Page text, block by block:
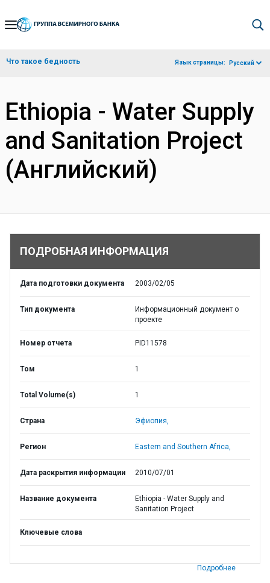
Skip
Navigation
Что такое бедность Язык страницы: Русский
Ethiopia - Water Supply
and Sanitation Project
(Английский)
ПОДРОБНАЯ ИНФОРМАЦИЯ
Дата подготовки документа 2003/02/05
Тип документа
Информационный документ о
проекте
Номер отчета PID11578
Том 1
Total Volume(s) 1
Страна Эфиопия,
Регион Eastern and Southern Africa,
Дата раскрытия информации 2010/07/01
Название документа
Ethiopia - Water Supply and
Sanitation Project
Ключевые слова
Подробнее